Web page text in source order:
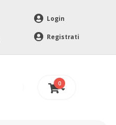
Login
Registrati
0